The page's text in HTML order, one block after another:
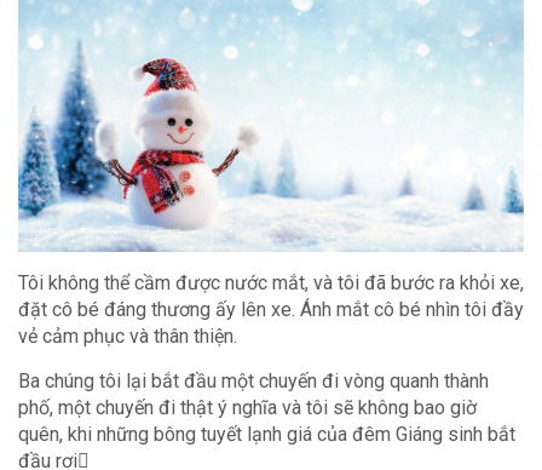
Tôi không thể cầm được nước mắt, và tôi đã bước ra khỏi xe,
đặt cô bé đáng thương ấy lên xe. Ánh mắt cô bé nhìn tôi đầy
vẻ cảm phục và thân thiện.
Ba chúng tôi lại bắt đầu một chuyến đi vòng quanh thành
phố, một chuyến đi thật ý nghĩa và tôi sẽ không bao giờ
quên, khi những bông tuyết lạnh giá của đêm Giáng sinh bắt
đầu rơi